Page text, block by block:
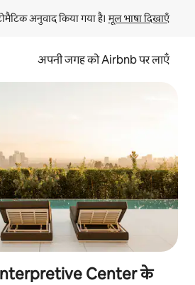
अनुवाद किया गया है। मूल भाषा दिखाएँ
अपनी जगह को Airbnb पर लाएँ
Center के